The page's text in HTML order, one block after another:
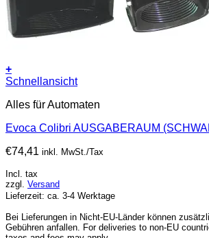
+
Schnellansicht
Alles für Automaten
Evoca Colibri AUSGABERAUM
€74,41 inkl. MwSt./Tax
Incl. tax
zzgl. Versand
Lieferzeit: ca. 3-4 Werktage
Bei Lieferungen in Nicht-EU-Länder können
Gebühren anfallen. For deliveries to non-EU